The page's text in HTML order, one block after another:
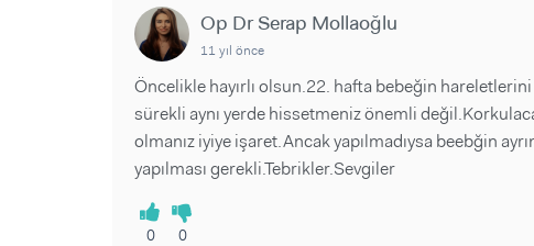
Op Dr Serap Mollaoğlu
11 yıl önce
Öncelikle hayırlı olsun.22. hafta bebeğin
sürekli aynı yerde hissetmeniz önemli
olmanız iyiye işaret.Ancak yapılmadıysa beebğin
yapılması gerekli.Tebrikler.Sevgiler
0 0